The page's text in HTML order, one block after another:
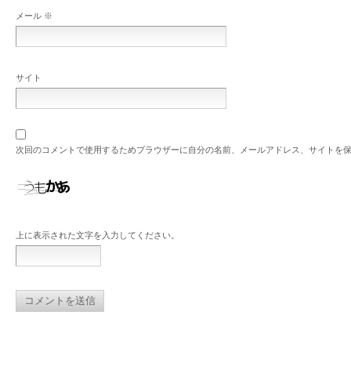
メール ※
サイト
次回のコメントで使用するためブラウザーに自分の名前、メールアドレス、サイトを
上に表示された文字を入力してください。